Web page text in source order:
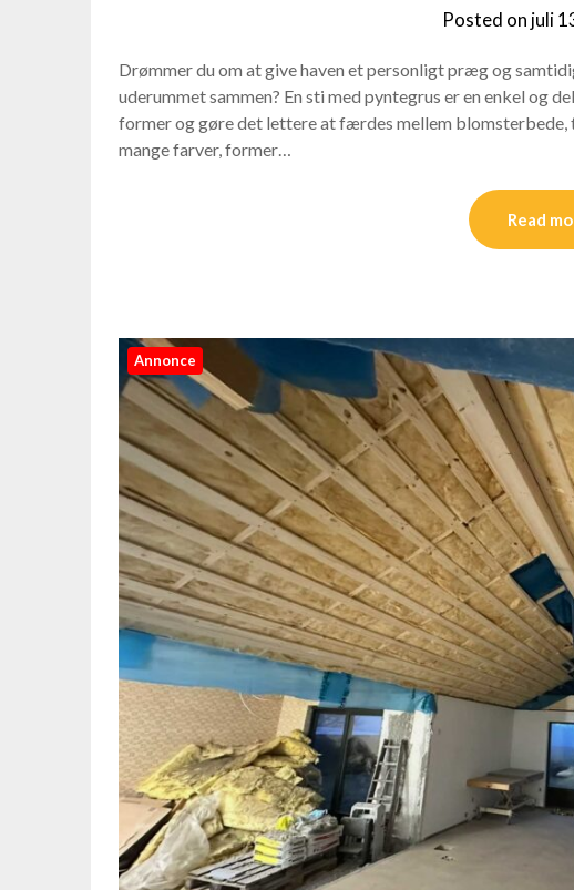
Posted on juli
Drømmer du om at give haven et personligt præg og
uderummet sammen? En sti med pyntegrus er en enkel og
former og gøre det lettere at færdes mellem blomsterbede,
mange farver, former…
Read
Annonce